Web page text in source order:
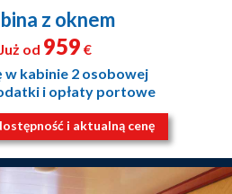
z oknem
Już od 959 €
w kabinie 2 osobowej
i opłaty portowe
i aktualną cenę